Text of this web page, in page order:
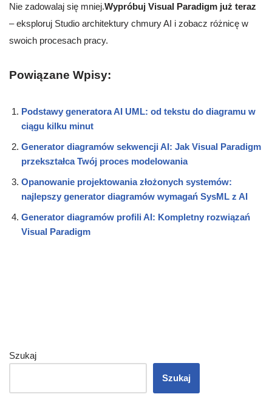
Nie zadowalaj się mniej.Wypróbuj Visual Paradigm już teraz
– eksploruj Studio architektury chmury AI i zobacz różnicę w
swoich procesach pracy.
Powiązane Wpisy:
Podstawy generatora AI UML: od tekstu do diagramu w
ciągu kilku minut
Generator diagramów sekwencji AI: Jak Visual Paradigm
przekształca Twój proces modelowania
Opanowanie projektowania złożonych systemów:
najlepszy generator diagramów wymagań SysML z AI
Generator diagramów profili AI: Kompletny rozwiązań
Visual Paradigm
Szukaj
Szukaj